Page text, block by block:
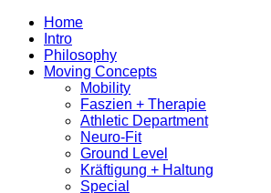
Home
Intro
Philosophy
Moving Concepts
Mobility
Faszien + Therapie
Athletic Department
Neuro-Fit
Ground Level
Kräftigung + Haltung
Special